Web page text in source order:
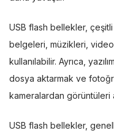
USB flash bellekler, çeşitli
belgeleri, müzikleri,
kullanılabilir. Ayrıca,
dosya aktarmak ve
kameralardan görüntüleri
USB flash bellekler,